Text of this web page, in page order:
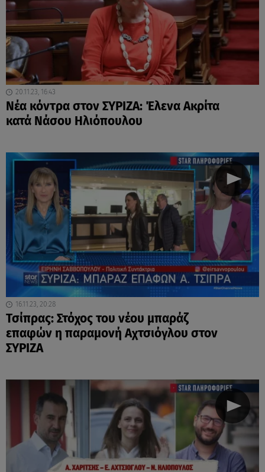
20.11.23, 16:43
Νέα κόντρα στον ΣΥΡΙΖΑ: Έλενα Ακρίτα
κατά Νάσου Ηλιόπουλου
16.11.23, 20:28
Τσίπρας: Στόχος του νέου μπαράζ
επαφών η παραμονή Αχτσιόγλου στον
ΣΥΡΙΖΑ